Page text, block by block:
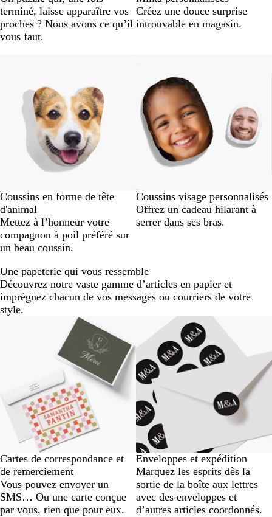
terminé, laisse apparaître vos
proches ? Nous avons ce qu’il
vous faut.
Créez une douce surprise
introuvable en magasin.
Coussins en forme de tête
d'animal
Mettez à l’honneur votre
compagnon à poil préféré sur
un beau coussin.
Coussins visage personnalisés
Offrez un cadeau hilarant à
serrer dans ses bras.
Une papeterie qui vous ressemble
Découvrez notre vaste gamme d’articles en papier et
imprégnez chacun de vos messages ou courriers de votre
style.
Cartes de correspondance et
de remerciement
Vous pouvez envoyer un
SMS… Ou une carte conçue
par vous, rien que pour eux.
Enveloppes et expédition
Marquez les esprits dès la
sortie de la boîte aux lettres
avec des enveloppes et
d’autres articles coordonnés.